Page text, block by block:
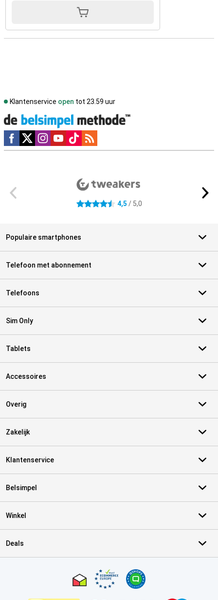
Klantenservice open tot 23.59 uur
Social media
4.5 sterren 4,5 / 5,0
Populaire smartphones
Telefoon met abonnement
Telefoons
Sim Only
Tablets
Accessoires
Overig
Zakelijk
Klantenservice
Belsimpel
Winkel
Deals